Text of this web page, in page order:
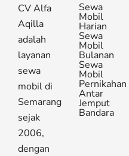
CV Alfa
Aqilla
adalah
layanan
sewa
mobil di
Semarang
sejak
2006,
dengan
Sewa
Mobil
Harian
Sewa
Mobil
Bulanan
Sewa
Mobil
Pernikahan
Antar
Jemput
Bandara